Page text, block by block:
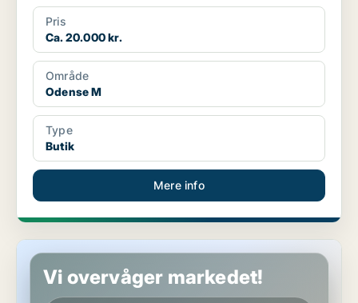
Pris
Ca. 20.000 kr.
Område
Odense M
Type
Butik
Mere info
Kontorejendom i Langeskov
Vi overvåger markedet!